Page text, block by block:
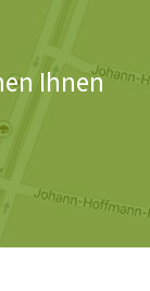
Ihnen